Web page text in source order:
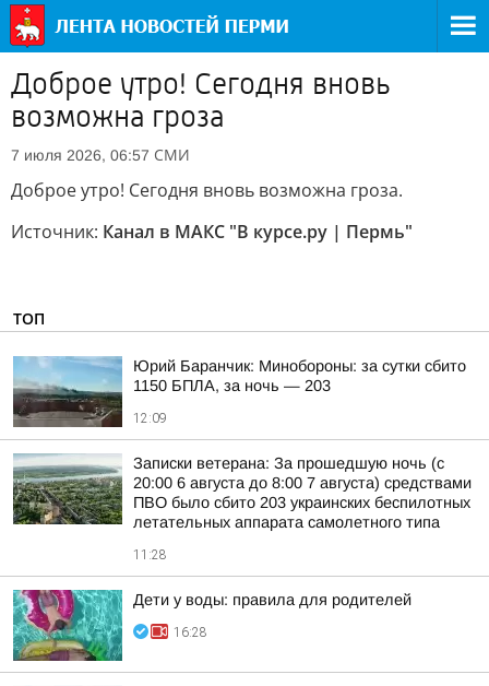
Доброе утро! Сегодня вновь
возможна гроза
7 июля 2026, 06:57 СМИ
Доброе утро! Сегодня вновь возможна гроза.
Источник: Канал в МАКС "В курсе.ру | Пермь"
ТОП
Юрий Баранчик: Минобороны: за сутки сбито
1150 БПЛА, за ночь — 203
12:09
Записки ветерана: За прошедшую ночь (с
20:00 6 августа до 8:00 7 августа) средствами
ПВО было сбито 203 украинских беспилотных
летательных аппарата самолетного типа
11:28
Дети у воды: правила для родителей
16:28